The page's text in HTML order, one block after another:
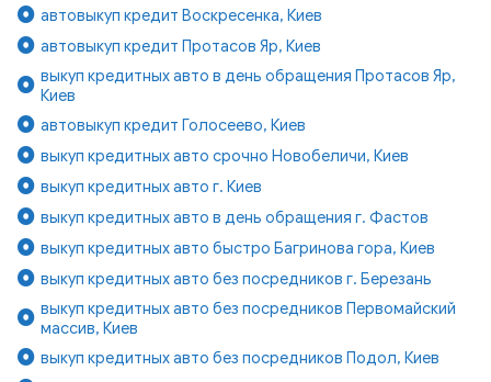
автовыкуп кредит Воскресенка, Киев
автовыкуп кредит Протасов Яр, Киев
выкуп кредитных авто в день обращения Протасов Яр,
Киев
автовыкуп кредит Голосеево, Киев
выкуп кредитных авто срочно Новобеличи, Киев
выкуп кредитных авто г. Киев
выкуп кредитных авто в день обращения г. Фастов
выкуп кредитных авто быстро Багринова гора, Киев
выкуп кредитных авто без посредников г. Березань
выкуп кредитных авто без посредников Первомайский
массив, Киев
выкуп кредитных авто без посредников Подол, Киев